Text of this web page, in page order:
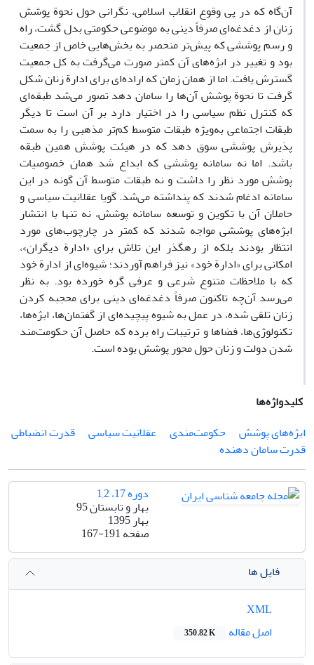
آن‌گاه که در پی وقوع انقلاب اسلامی، نگرانی حول نحوة پوشش
زنان از دغدغه‌ای صرفاً دینی به موضوعی حکومتی بدل گشت، راه
و رسم پوششی که پیش‌تر منحصر به بخش‌هایی خاص از جمعیت
بود و تغییر در ابژه‌های آن کمتر صورت می‌گرفت به کل جمعیت
گسترش یافت. اما از همان زمان که اراده‌ای برای ادارة زنان شکل
گرفت تا نحوة پوشش آن‌ها را سامان دهد تصور می‌شد طبقه‌ای
که کنترل نظم سیاسی را در اختیار دارد بر آن است تا دیگر
طبقات اجتماعی به‌ویژه طبقات متوسط کم‌تر مذهبی را به سمت
پذیرش پوششی سوق دهد که در هیئت پوشش همین طبقه
باشد. اما نه سامانه پوششی که ابداع شد همان خصوصیات
پوشش مورد نظر را داشت و نه طبقات متوسط آن گونه در این
سامانه ادغام شدند که پنداشته می‌شد. گویا عقلانیت سیاسی و
حاملان آن با تکوین و توسعه سامانه پوشش، نه تنها با انتشار
ابژه‌های پوششی مواجه شدند که کمتر در چارچوب‌های مورد
انتظار بودند بلکه از رهگذر این تلاش برای «ادارة دیگران»،
امکانی برای «ادارة خود» نیز فراهم آوردند؛ شیوه‌ای از ادارة خود
که با ملاحظات متنوع شرعی و عرفی گره خورده بود. به نظر
می‌رسد آن‌چه تاکنون صرفاً دغدغه‌ای دینی برای محجبه کردن
زنان تلقی ‌شده، در عمل به شیوه پیچیده‌ای از گفتمان‌ها، ابژه‌ها،
تکنولوژی‌ها، فضاها و ترتیبات راه برده که حاصل آن حکومت‌مند
شدن دولت و زنان حول محور پوشش بوده است.
کلیدواژه‌ها
ابژه‌های پوشش
حکومت‌مندی عقلانیت سیاسی
قدرت انضباطی
قدرت سامان دهنده
دوره 17، 1,2
بهار و تابستان 95
بهار 1395
صفحه167-191
فایل ها
اصل مقاله
350.82 K